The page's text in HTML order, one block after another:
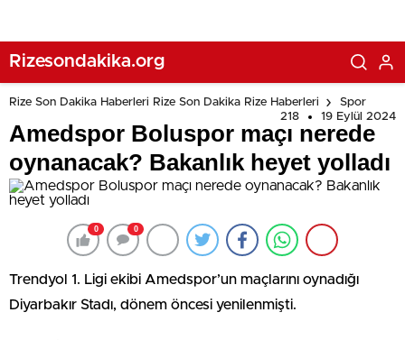
Rizesondakika.org
Rize Son Dakika Haberleri Rize Son Dakika Rize Haberleri
Spor
218
19 Eylül 2024
Amedspor Boluspor maçı nerede
oynanacak? Bakanlık heyet yolladı
0 0
Trendyol 1. Ligi ekibi Amedspor’un maçlarını oynadığı
Diyarbakır Stadı, dönem öncesi yenilenmişti.